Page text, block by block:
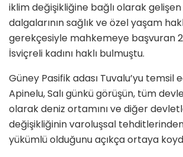
iklim değişikliğine bağlı olarak gelişen
dalgalarının sağlık ve özel yaşam
gerekçesiyle mahkemeye başvuran
İsviçreli kadını haklı bulmuştu.
Güney Pasifik adası Tuvalu’yu temsil
Apinelu, Salı günkü görüşün, tüm
olarak deniz ortamını ve diğer
değişikliğinin varoluşsal
yükümlü olduğunu açıkça ortaya